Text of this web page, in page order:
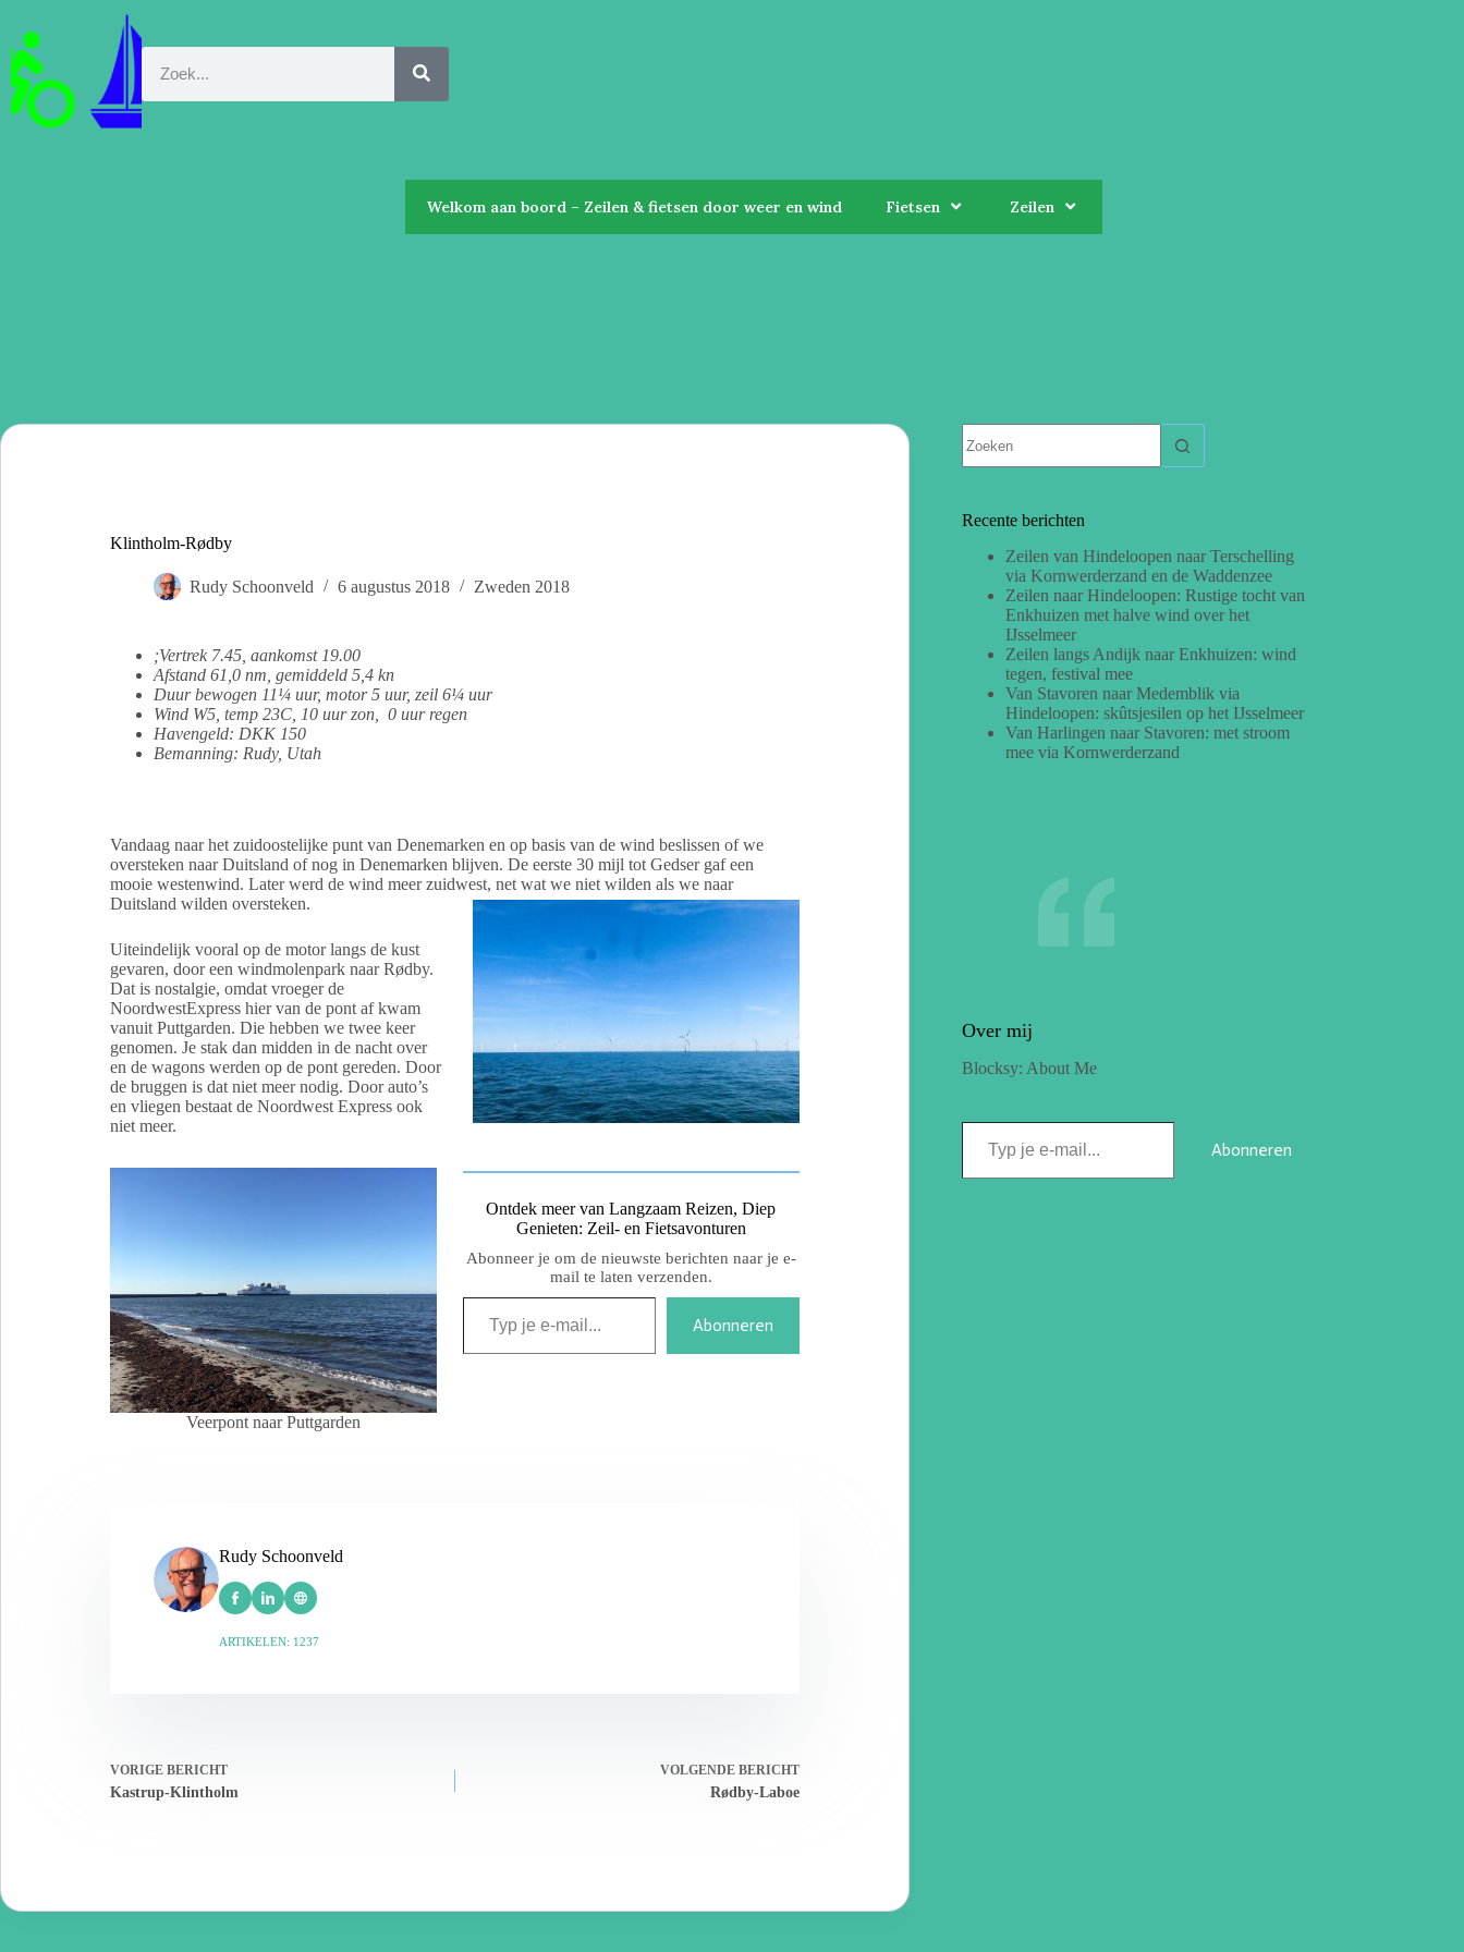
Welkom aan boord – Zeilen & fietsen door weer en wind Fietsen Zeilen
Klintholm-Rødby
Rudy Schoonveld 6 augustus 2018 Zweden 2018
;Vertrek 7.45 , aankomst 19.00
Afstand 61,0 nm, gemiddeld 5,4 kn
Duur bewogen 11¼ uur, motor 5 uur, zeil 6¼ uur
Wind W5, temp 23C, 10 uur zon, 0 uur regen
Havengeld: DKK 150
Bemanning: Rudy, Utah
Vandaag naar het zuidoostelijke punt van Denemarken en op basis van de wind beslissen of we
oversteken naar Duitsland of nog in Denemarken blijven. De eerste 30 mijl tot Gedser gaf een
mooie westenwind. Later werd de wind meer zuidwest, net wat we niet wilden als we naar
Duitsland wilden oversteken.
Uiteindelijk vooral op de motor langs de kust
gevaren, door een windmolenpark naar Rødby.
Dat is nostalgie, omdat vroeger de
NoordwestExpress hier van de pont af kwam
vanuit Puttgarden. Die hebben we twee keer
genomen. Je stak dan midden in de nacht over
en de wagons werden op de pont gereden. Door
de bruggen is dat niet meer nodig. Door auto’s
en vliegen bestaat de Noordwest Express ook
niet meer.
Veerpont naar Puttgarden
Ontdek meer van Langzaam Reizen, Diep
Genieten: Zeil- en Fietsavonturen
Abonneer je om de nieuwste berichten naar je e-
mail te laten verzenden.
Abonneren
Rudy Schoonveld
ARTIKELEN: 1237
VORIGE BERICHT
Kastrup-Klintholm
VOLGENDE BERICHT
Rødby-Laboe
Recente berichten
Zeilen van Hindeloopen naar Terschelling
via Kornwerderzand en de Waddenzee
Zeilen naar Hindeloopen: Rustige tocht van
Enkhuizen met halve wind over het
IJsselmeer
Zeilen langs Andijk naar Enkhuizen: wind
tegen, festival mee
Van Stavoren naar Medemblik via
Hindeloopen: skûtsjesilen op het IJsselmeer
Van Harlingen naar Stavoren: met stroom
mee via Kornwerderzand
Over mij
Blocksy: About Me
Abonneren